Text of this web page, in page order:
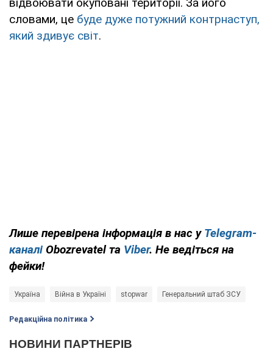
відвоювати окуповані території. За його
словами, це буде дуже потужний контрнаступ,
який здивує світ.
Лише перевірена інформація в нас у Telegram-
каналі Obozrevatel та Viber. Не ведіться на
фейки!
Україна Війна в Україні stopwar Генеральний штаб ЗСУ
Редакційна політика